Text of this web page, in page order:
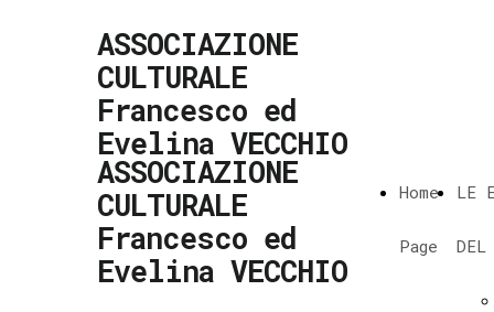
ASSOCIAZIONE
CULTURALE
Francesco ed
Evelina VECCHIO
ASSOCIAZIONE
CULTURALE
Francesco ed
Evelina VECCHIO
Home
Page
LE
DEL